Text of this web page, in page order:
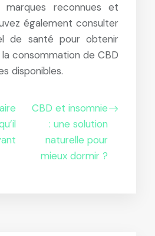
reconnues et
également consulter
de santé pour obtenir
consommation de CBD
disponibles.
CBD et insomnie
: une solution
naturelle pour
mieux dormir ?